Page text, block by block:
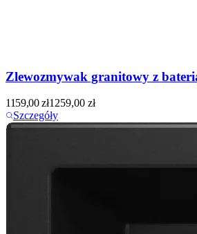
Zlewozmywak granitowy z
1159,00zł1259,00zł
Szczegóły